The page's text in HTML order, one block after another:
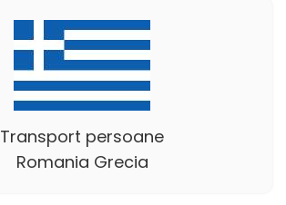
Transport persoane
Romania Grecia